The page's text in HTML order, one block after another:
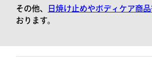
その他、 日焼け止めやボディケア商
おります。